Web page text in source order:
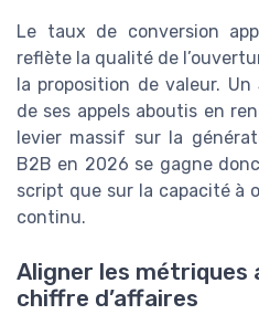
Le taux de conversion
reflète la qualité de
la proposition de valeur.
de ses appels aboutis en
levier massif sur la
B2B en 2026 se gagne
script que sur la capacité à
continu.
Aligner les métriques
chiffre d’affaires